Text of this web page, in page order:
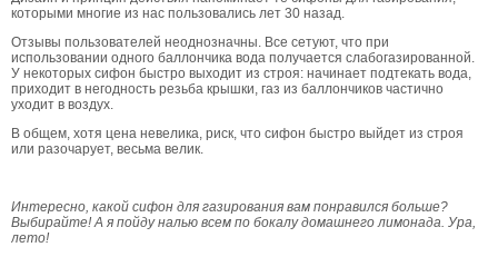
которыми многие из нас пользовались лет 30 назад.
Отзывы пользователей неоднозначны. Все сетуют, что при
использовании одного баллончика вода получается слабогазированной.
У некоторых сифон быстро выходит из строя: начинает подтекать вода,
приходит в негодность резьба крышки, газ из баллончиков частично
уходит в воздух.
В общем, хотя цена невелика, риск, что сифон быстро выйдет из строя
или разочарует, весьма велик.
Интересно, какой сифон для газирования вам понравился больше?
Выбирайте! А я пойду налью всем по бокалу домашнего лимонада. Ура,
лето!